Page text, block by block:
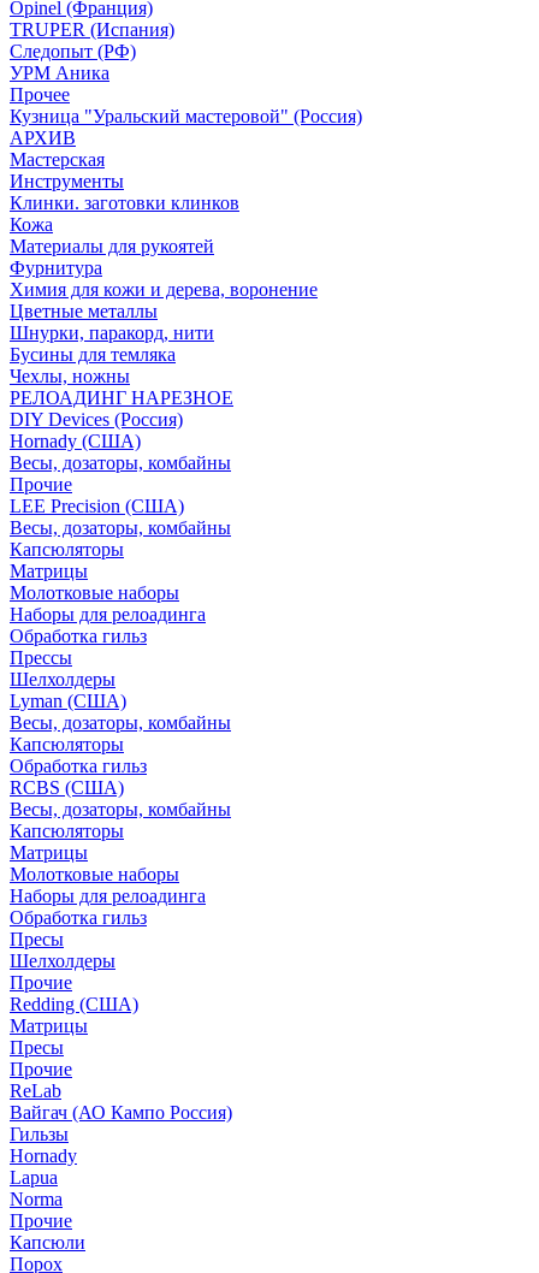
Opinel (Франция)
TRUPER (Испания)
Следопыт (РФ)
УРМ Аника
Прочее
Кузница "Уральский мастеровой" (Россия)
АРХИВ
Мастерская
Инструменты
Клинки. заготовки клинков
Кожа
Материалы для рукоятей
Фурнитура
Химия для кожи и дерева, воронение
Цветные металлы
Шнурки, паракорд, нити
Бусины для темляка
Чехлы, ножны
РЕЛОАДИНГ НАРЕЗНОЕ
DIY Devices (Россия)
Hornady (США)
Весы, дозаторы, комбайны
Прочие
LEE Precision (США)
Весы, дозаторы, комбайны
Капсюляторы
Матрицы
Молотковые наборы
Наборы для релоадинга
Обработка гильз
Преcсы
Шелхолдеры
Lyman (США)
Весы, дозаторы, комбайны
Капсюляторы
Обработка гильз
RCBS (США)
Весы, дозаторы, комбайны
Капсюляторы
Матрицы
Молотковые наборы
Наборы для релоадинга
Обработка гильз
Пресы
Шелхолдеры
Прочие
Redding (США)
Матрицы
Пресы
Прочие
ReLab
Вайгач (АО Кампо Россия)
Гильзы
Hornady
Lapua
Norma
Прочие
Капсюли
Порох